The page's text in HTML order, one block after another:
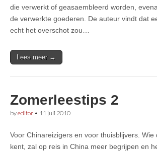
die verwerkt of geasaembleerd worden,
de verwerkte goederen. De auteur vindt dat
echt het overschot zou…
Lees meer →
Zomerleestips 2
byeditor • 11 juli 2010
Voor Chinareizigers en voor thuisblijvers. Wie
kent, zal op reis in China meer begrijpen en